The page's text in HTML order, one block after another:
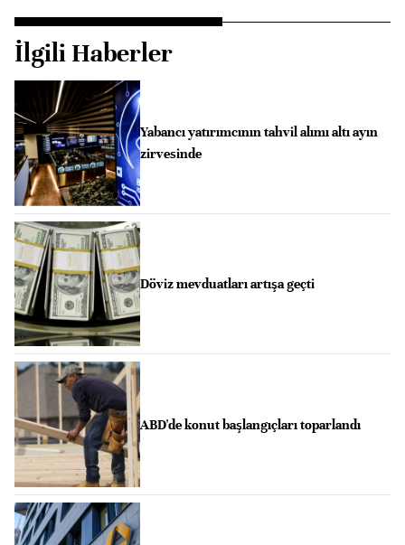
İlgili Haberler
Yabancı yatırımcının tahvil alımı altı ayın
zirvesinde
Döviz mevduatları artışa geçti
ABD'de konut başlangıçları toparlandı